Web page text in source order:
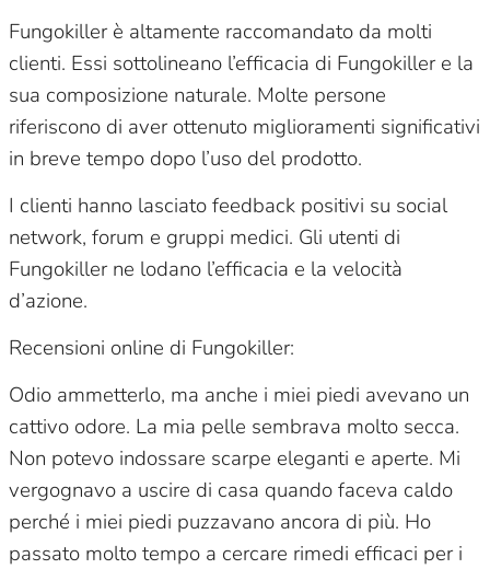
Fungokiller è altamente raccomandato da molti
clienti. Essi sottolineano l’efficacia di Fungokiller e la
sua composizione naturale. Molte persone
riferiscono di aver ottenuto miglioramenti significativi
in breve tempo dopo l’uso del prodotto.
I clienti hanno lasciato feedback positivi su social
network, forum e gruppi medici. Gli utenti di
Fungokiller ne lodano l’efficacia e la velocità
d’azione.
Recensioni online di Fungokiller:
Odio ammetterlo, ma anche i miei piedi avevano un
cattivo odore. La mia pelle sembrava molto secca.
Non potevo indossare scarpe eleganti e aperte. Mi
vergognavo a uscire di casa quando faceva caldo
perché i miei piedi puzzavano ancora di più. Ho
passato molto tempo a cercare rimedi efficaci per i